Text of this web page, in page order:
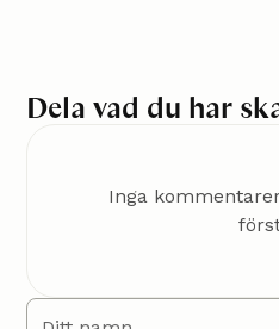
Dela vad du har
Inga